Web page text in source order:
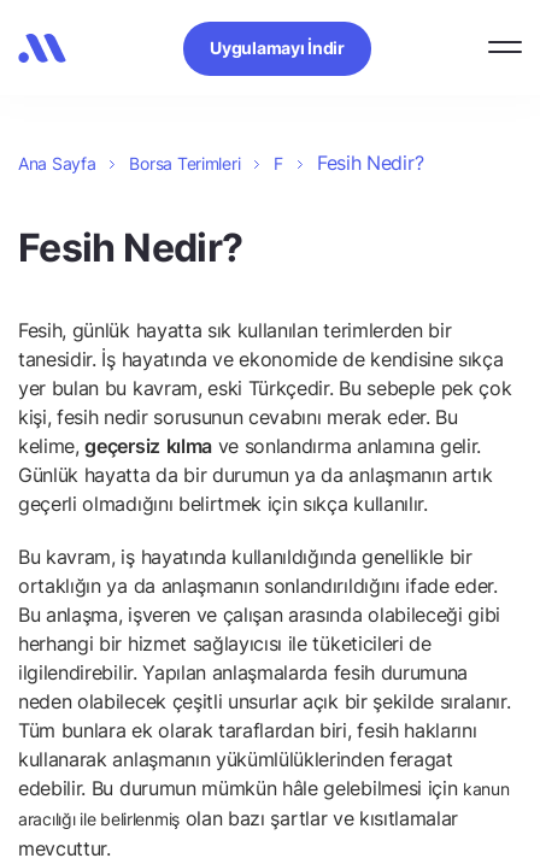
Uygulamayı İndir
Ana Sayfa Borsa Terimleri F Fesih Nedir?
Fesih Nedir?
Fesih, günlük hayatta sık kullanılan terimlerden bir
tanesidir. İş hayatında ve ekonomide de kendisine sıkça
yer bulan bu kavram, eski Türkçedir. Bu sebeple pek çok
kişi, fesih nedir sorusunun cevabını merak eder. Bu
kelime,geçersiz kılma ve sonlandırma anlamına gelir.
Günlük hayatta da bir durumun ya da anlaşmanın artık
geçerli olmadığını belirtmek için sıkça kullanılır.
Bu kavram, iş hayatında kullanıldığında genellikle bir
ortaklığın ya da anlaşmanın sonlandırıldığını ifade eder.
Bu anlaşma, işveren ve çalışan arasında olabileceği gibi
herhangi bir hizmet sağlayıcısı ile tüketicileri de
ilgilendirebilir. Yapılan anlaşmalarda fesih durumuna
neden olabilecek çeşitli unsurlar açık bir şekilde sıralanır.
Tüm bunlara ek olarak taraflardan biri, fesih haklarını
kullanarak anlaşmanın yükümlülüklerinden feragat
edebilir. Bu durumun mümkün hâle gelebilmesi için kanun
aracılığı ile belirlenmiş olan bazı şartlar ve kısıtlamalar
mevcuttur.